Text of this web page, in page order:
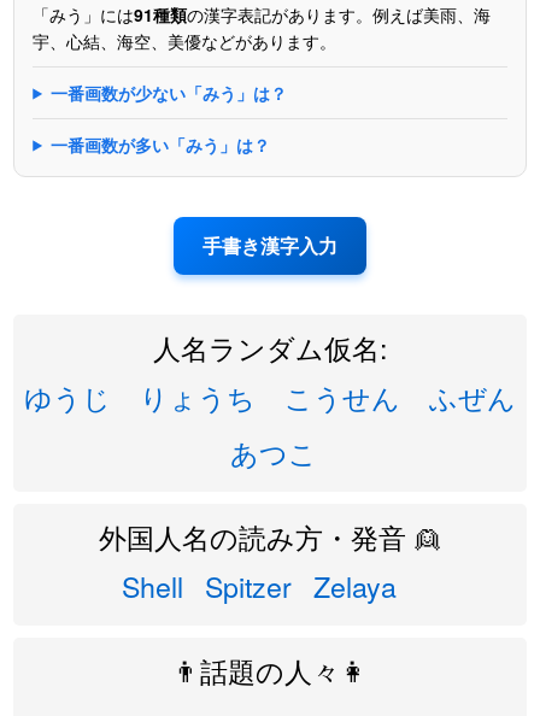
「みう」には91種類の漢字表記があります。例えば美雨、海
宇、心結、海空、美優などがあります。
一番画数が少ない「みう」は？
一番画数が多い「みう」は？
手書き漢字入力
人名ランダム仮名:
ゆうじ
りょうち こうせん
ふぜん
あつこ
外国人名の読み方・発音 👱
Shell Spitzer Zelaya
👨話題の人々👩